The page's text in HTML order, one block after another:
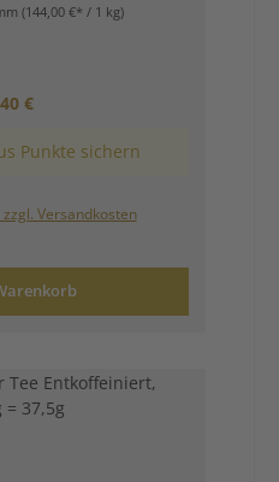
(144,00 €* / 1 kg)
Preis:
€
Punkte sichern
Versandkosten